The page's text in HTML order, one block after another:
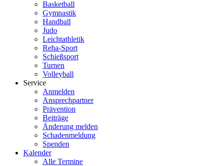
Basketball
Gymnastik
Handball
Judo
Leichtathletik
Reha-Sport
Schießsport
Turnen
Volleyball
Service
Anmelden
Ansprechpartner
Prävention
Beiträge
Änderung melden
Schadenmeldung
Spenden
Kalender
Alle Termine